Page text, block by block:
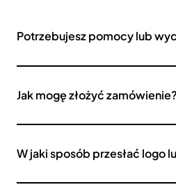
Potrzebujesz pomocy lub
Jak mogę złożyć zamówienie?
W jaki sposób przesłać logo